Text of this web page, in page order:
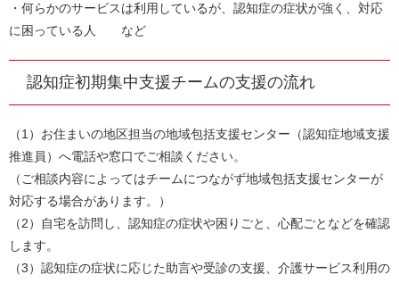
・何らかのサービスは利用しているが、認知症の症状が強く、対応
に困っている人 など
認知症初期集中支援チームの支援の流れ
（1）お住まいの地区担当の地域包括支援センター（認知症地域支援
推進員）へ電話や窓口でご相談ください。
（ご相談内容によってはチームにつながず地域包括支援センターが
対応する場合があります。）
（2）自宅を訪問し、認知症の症状や困りごと、心配ごとなどを確認
します。
（3）認知症の症状に応じた助言や受診の支援、介護サービス利用の